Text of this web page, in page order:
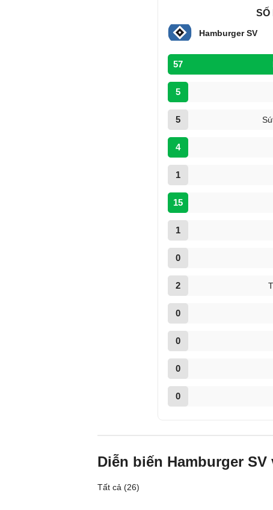
SỐ
Hamburger SV
57
5
5
4
1
15
1
0
2
0
0
0
0
Diễn biến Hamburger
Tất cả (26)